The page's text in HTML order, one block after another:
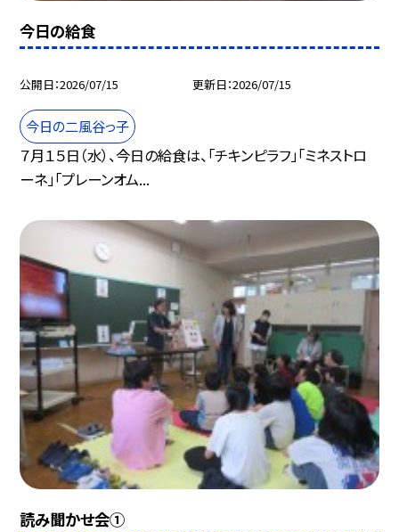
今日の給食
公開日 2026/07/15 更新日 2026/07/15
今日の二風谷っ子
７月１５日（水）、今日の給食は、「チキンピラフ」「ミネストロ
ーネ」「プレーンオム...
読み聞かせ会①